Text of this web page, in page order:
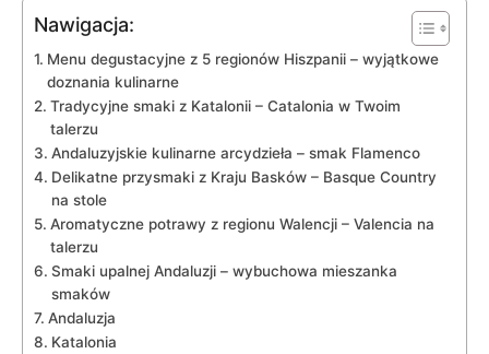
Nawigacja:
Menu degustacyjne z 5 regionów Hiszpanii – wyjątkowe
doznania kulinarne
Tradycyjne smaki z Katalonii – Catalonia w Twoim
talerzu
Andaluzyjskie kulinarne arcydzieła – smak Flamenco
Delikatne przysmaki z Kraju Basków – Basque Country
na stole
Aromatyczne potrawy z regionu Walencji – Valencia na
talerzu
Smaki upalnej Andaluzji – wybuchowa mieszanka
smaków
Andaluzja
Katalonia